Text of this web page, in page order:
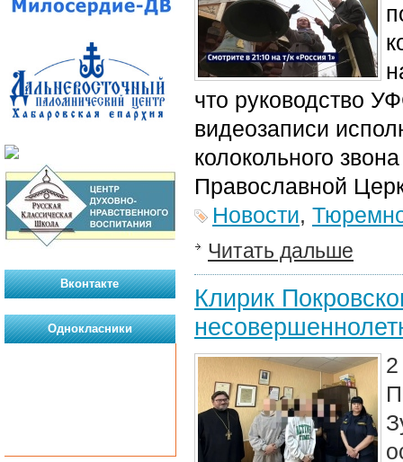
что руководство
видеозаписи
колокольного
Православной
Новости,
Читать дальше
Клирик
Вконтакте
Однокласники